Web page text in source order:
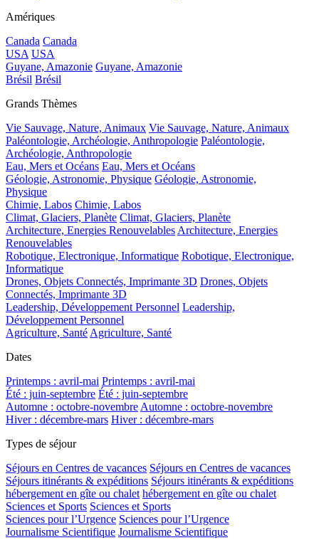
Amériques
Canada Canada
USA USA
Guyane, Amazonie Guyane, Amazonie
Brésil Brésil
Grands Thèmes
Vie Sauvage, Nature, Animaux Vie Sauvage, Nature, Animaux
Paléontologie, Archéologie, Anthropologie Paléontologie,
Archéologie, Anthropologie
Eau, Mers et Océans Eau, Mers et Océans
Géologie, Astronomie, Physique Géologie, Astronomie,
Physique
Chimie, Labos Chimie, Labos
Climat, Glaciers, Planète Climat, Glaciers, Planète
Architecture, Energies RenouvelablesArchitecture, Energies
Renouvelables
Robotique, Electronique, Informatique Robotique, Electronique,
Informatique
Drones, Objets Connectés, Imprimante 3D Drones, Objets
Connectés, Imprimante 3D
Leadership, Développement Personnel Leadership,
Développement Personnel
Agriculture, SantéAgriculture, Santé
Dates
Printemps : avril-mai Printemps : avril-mai
Été : juin-septembre Été : juin-septembre
Automne : octobre-novembreAutomne : octobre-novembre
Hiver : décembre-mars Hiver : décembre-mars
Types de séjour
Séjours en Centres de vacances Séjours en Centres de vacances
Séjours itinérants & expéditions Séjours itinérants & expéditions
hébergement en gîte ou chalet hébergement en gîte ou chalet
Sciences et Sports Sciences et Sports
Sciences pour l’Urgence Sciences pour l’Urgence
Journalisme Scientifique Journalisme Scientifique